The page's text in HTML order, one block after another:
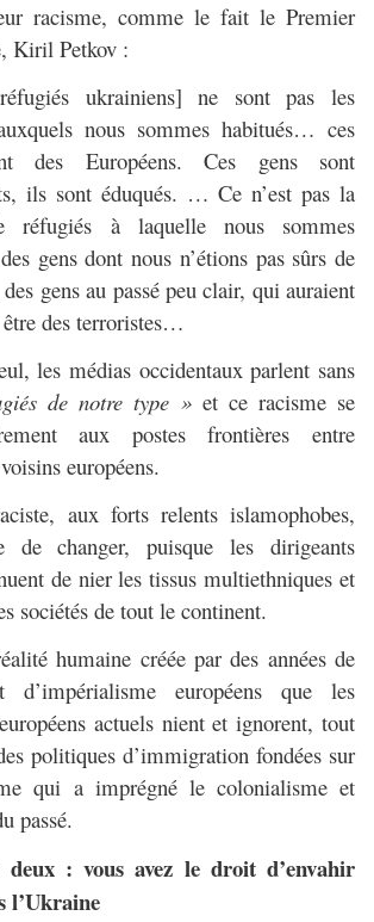
racisme, comme le fait le Premier
Kiril Petkov :
ukrainiens] ne sont pas les
nous sommes habitués… ces
des Européens. Ces gens sont
ils sont éduqués. … Ce n’est pas la
réfugiés à laquelle nous sommes
gens dont nous n’étions pas sûrs de
gens au passé peu clair, qui auraient
des terroristes…
les médias occidentaux parlent sans
de notre type » et ce racisme se
aux postes frontières entre
européens.
aux forts relents islamophobes,
de changer, puisque les dirigeants
de nier les tissus multiethniques et
sociétés de tout le continent.
humaine créée par des années de
d’impérialisme européens que les
actuels nient et ignorent, tout
politiques d’immigration fondées sur
qui a imprégné le colonialisme et
passé.
: vous avez le droit d’envahir
l’Ukraine